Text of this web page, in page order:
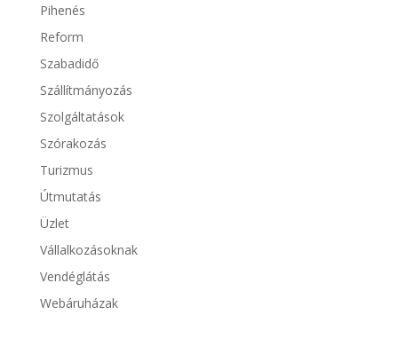
Pihenés
Reform
Szabadidő
Szállítmányozás
Szolgáltatások
Szórakozás
Turizmus
Útmutatás
Üzlet
Vállalkozásoknak
Vendéglátás
Webáruházak